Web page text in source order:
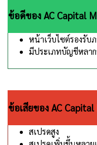
ข้อดีของ AC Capital
หน้าเว็บไซต์รองรับ
มีประเภทบัญชีหลา
ข้อเสียของ AC
สเปรดสูง